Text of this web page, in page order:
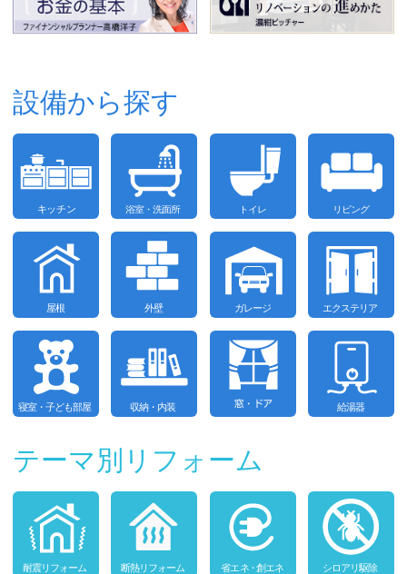
設備から探す
テーマ別リフォーム